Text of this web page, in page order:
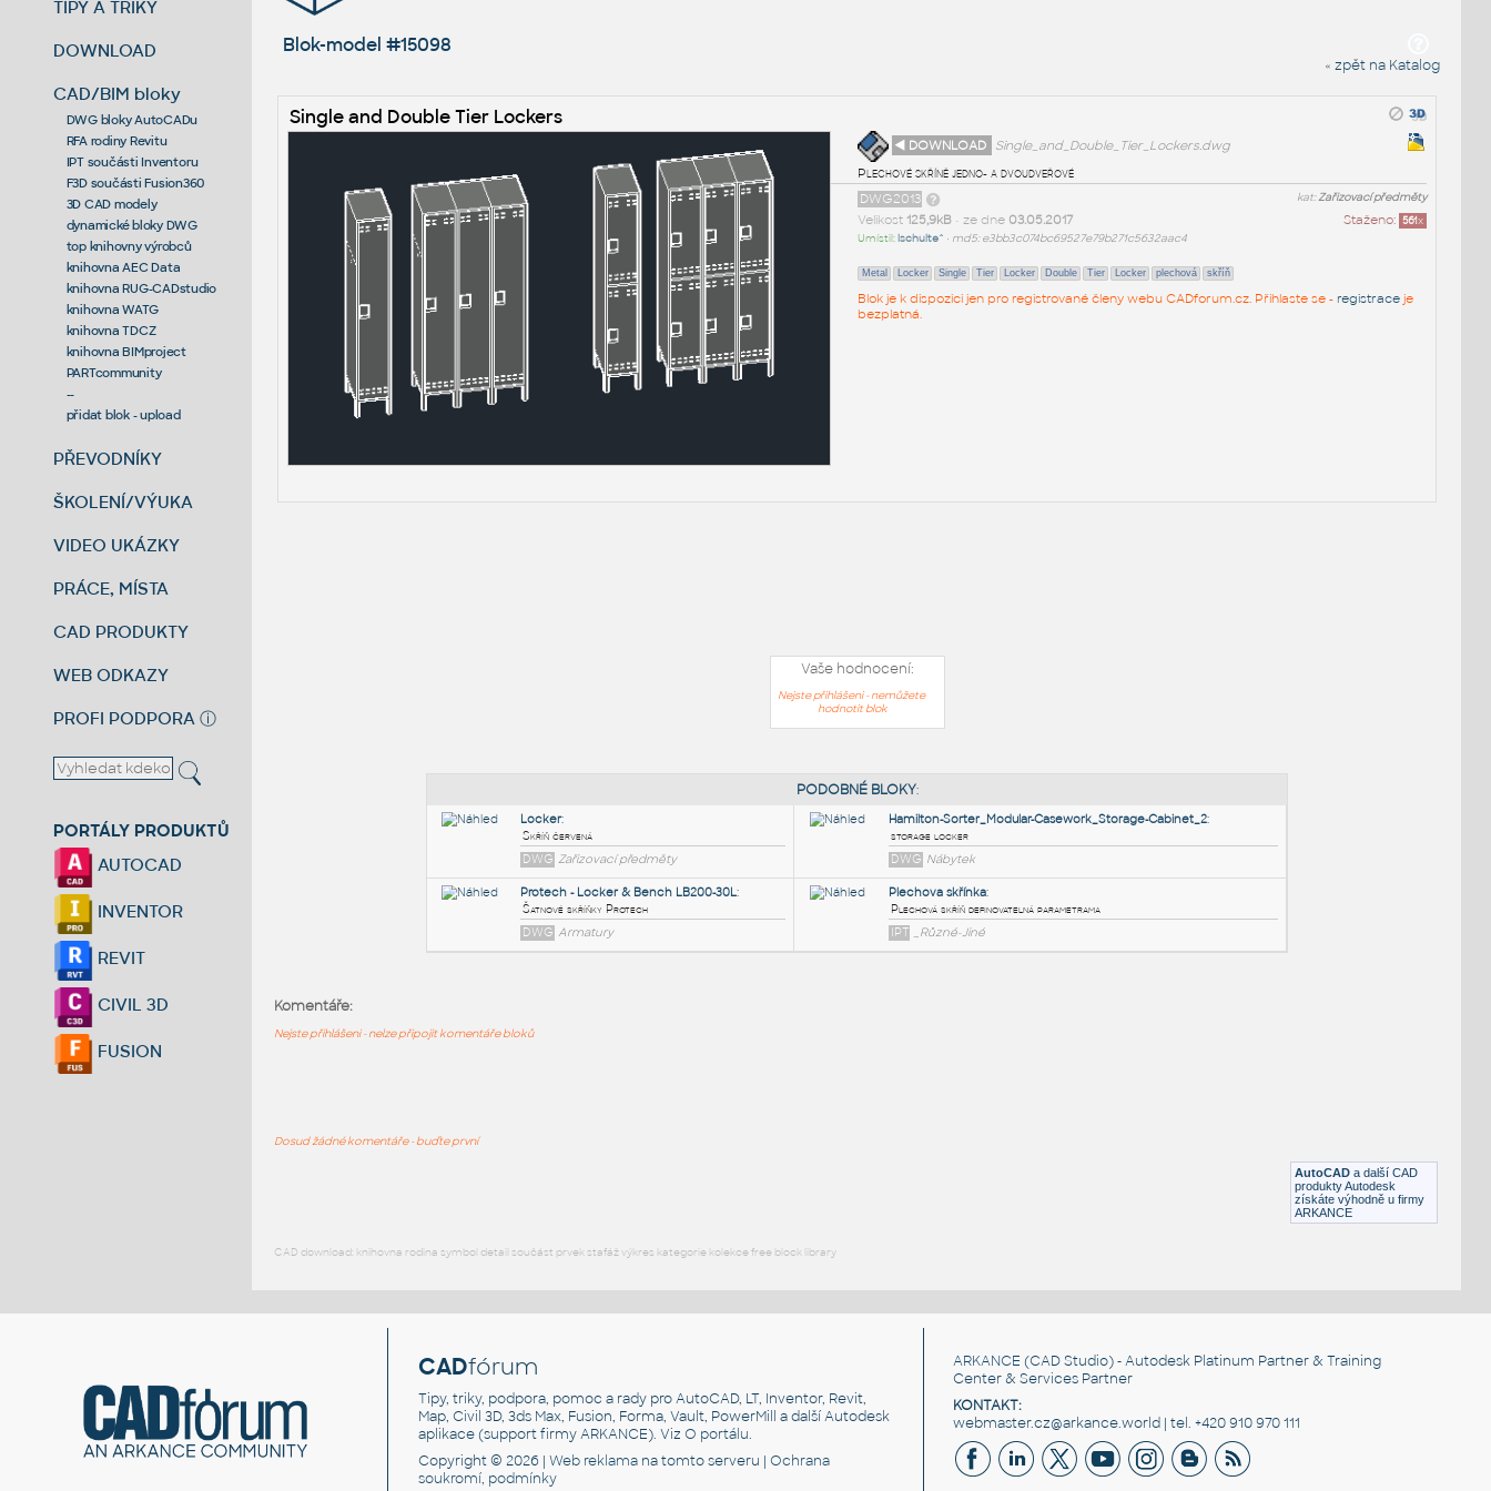
TIPY A TRIKY
DOWNLOAD
CAD/BIM bloky
DWG bloky AutoCADu
RFA rodiny Revitu
IPT součásti Inventoru
F3D součásti Fusion360
3D CAD modely
dynamické bloky DWG
top knihovny výrobců
knihovna AEC Data
knihovna RUG-CADstudio
knihovna WATG
knihovna TDCZ
knihovna BIMproject
PARTcommunity
--
přidat blok - upload
PŘEVODNÍKY
ŠKOLENÍ/VÝUKA
VIDEO UKÁZKY
PRÁCE, MÍSTA
CAD PRODUKTY
WEB ODKAZY
PROFI PODPORA ⓘ
PORTÁLY PRODUKTŮ
AUTOCAD
INVENTOR
REVIT
CIVIL 3D
FUSION
Blok-model #15098
« zpět na Katalog
Single and Double Tier Lockers
◄ DOWNLOAD
Single_and_Double_Tier_Lockers.dwg
Plechové skříně jedno- a dvoudveřové
kat:Zařizovací předměty
DWG2013
Staženo: 561x
Velikost 125,9kB• ze dne 03.05.2017
Umístil: lschulte^ • md5: e3bb3c074bc69527e79b271c5632aac4
Metal Locker Single Tier Locker Double Tier Locker plechová skříň
Blok je k dispozici jen pro registrované členy webu CADforum.cz. Přihlaste se - registraceje
bezplatná.
Vaše hodnocení:
Nejste přihlášeni - nemůžete
hodnotit blok
Plechová skříň definovatelná parametrama
AutoCAD a další CAD
produkty Autodesk
získáte výhodně u firmy
ARKANCE
Komentáře:
Nejste přihlášeni - nelze připojit komentáře bloků
Dosud žádné komentáře - buďte první
CAD download: knihovna rodina symbol detail součást prvek stafáž výkres kategorie kolekce free block library
CADfórum
Tipy, triky, podpora, pomoc a rady pro AutoCAD, LT, Inventor, Revit,
Map, Civil 3D, 3ds Max, Fusion, Forma, Vault, PowerMill a další Autodesk
aplikace (support firmy ARKANCE). VizO portálu.
Copyright © 2026 |Web reklama na tomto serveru |Ochrana
soukromí, podmínky
ARKANCE (CAD Studio) - Autodesk Platinum Partner & Training
Center & Services Partner
KONTAKT:
webmaster.cz@arkance.world | tel. +420 910 970 111